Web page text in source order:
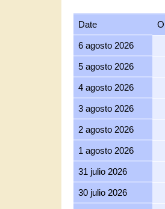
6 agosto 2026
5 agosto 2026
4 agosto 2026
3 agosto 2026
2 agosto 2026
1 agosto 2026
31 julio 2026
30 julio 2026
29 julio 2026